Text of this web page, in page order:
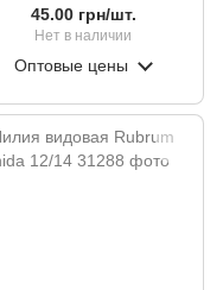
45.00 грн/шт.
Нет в наличии
Оптовые цены